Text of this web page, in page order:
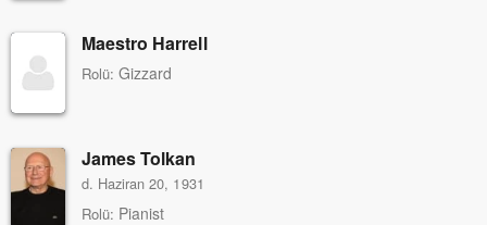
Maestro Harrell
Rolü: Gizzard
James Tolkan
d. Haziran 20, 1931
Rolü: Pianist